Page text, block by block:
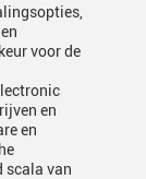
voor de
en
en
scala van